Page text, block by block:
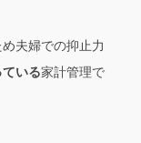
夫婦での抑止力
いる家計管理で